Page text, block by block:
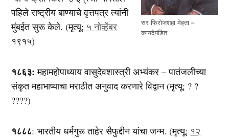
सर फिरोजशहा मेहता –
कायदेपंडित
पहिले राष्ट्रीय बाण्याचे वृत्तपत्र त्यांनी
मुंबईत सुरू केले. (मृत्यू: ५ नोव्हेंबर
१९१५)
१८६३: महामहोपाध्याय वासुदेवशास्त्री अभ्यंकर – पातंजलीच्या
संकृत महाभाष्याचा मराठीत अनुवाद करणारे विद्वान (मृत्यू: ? ?
????)
१८८८: भारतीय धर्मगुरू ताहेर सैफुद्दीन यांचा जन्म. (मृत्यू: १२